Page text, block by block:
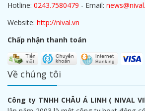
Hotline: 0243.7580479 - Email:
Website: http://nival.vn
Chấp nhận thanh toán
Về chúng tôi
Công ty TNHH CHÂU Á LINH ( NIVAL